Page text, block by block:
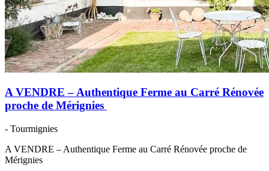
A VENDRE – Authentique Ferme au Carré Rénovée
proche de Mérignies
- Tourmignies
A VENDRE – Authentique Ferme au Carré Rénovée proche de
Mérignies